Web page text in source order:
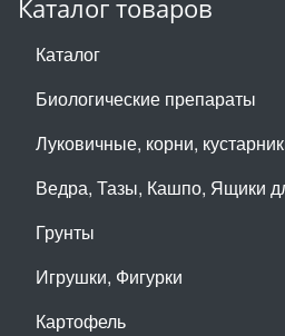
Каталог товаров
Каталог
Биологические препараты
Луковичные, корни,
Ведра, Тазы, Кашпо, Ящики
Грунты
Игрушки, Фигурки
Картофель